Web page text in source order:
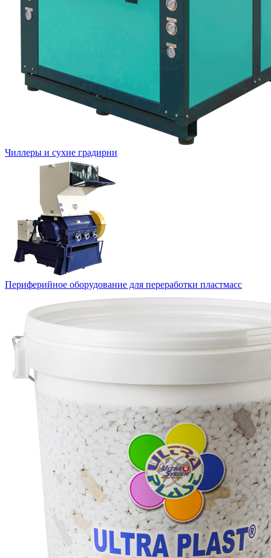
Чиллеры и сухие градирни
Периферийное оборудование для переработки пластмасс